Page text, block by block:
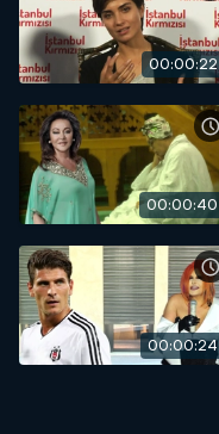
00:00:22
00:00:40
00:00:24